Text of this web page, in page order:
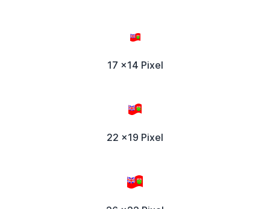
17 x14 Pixel
22 x19 Pixel